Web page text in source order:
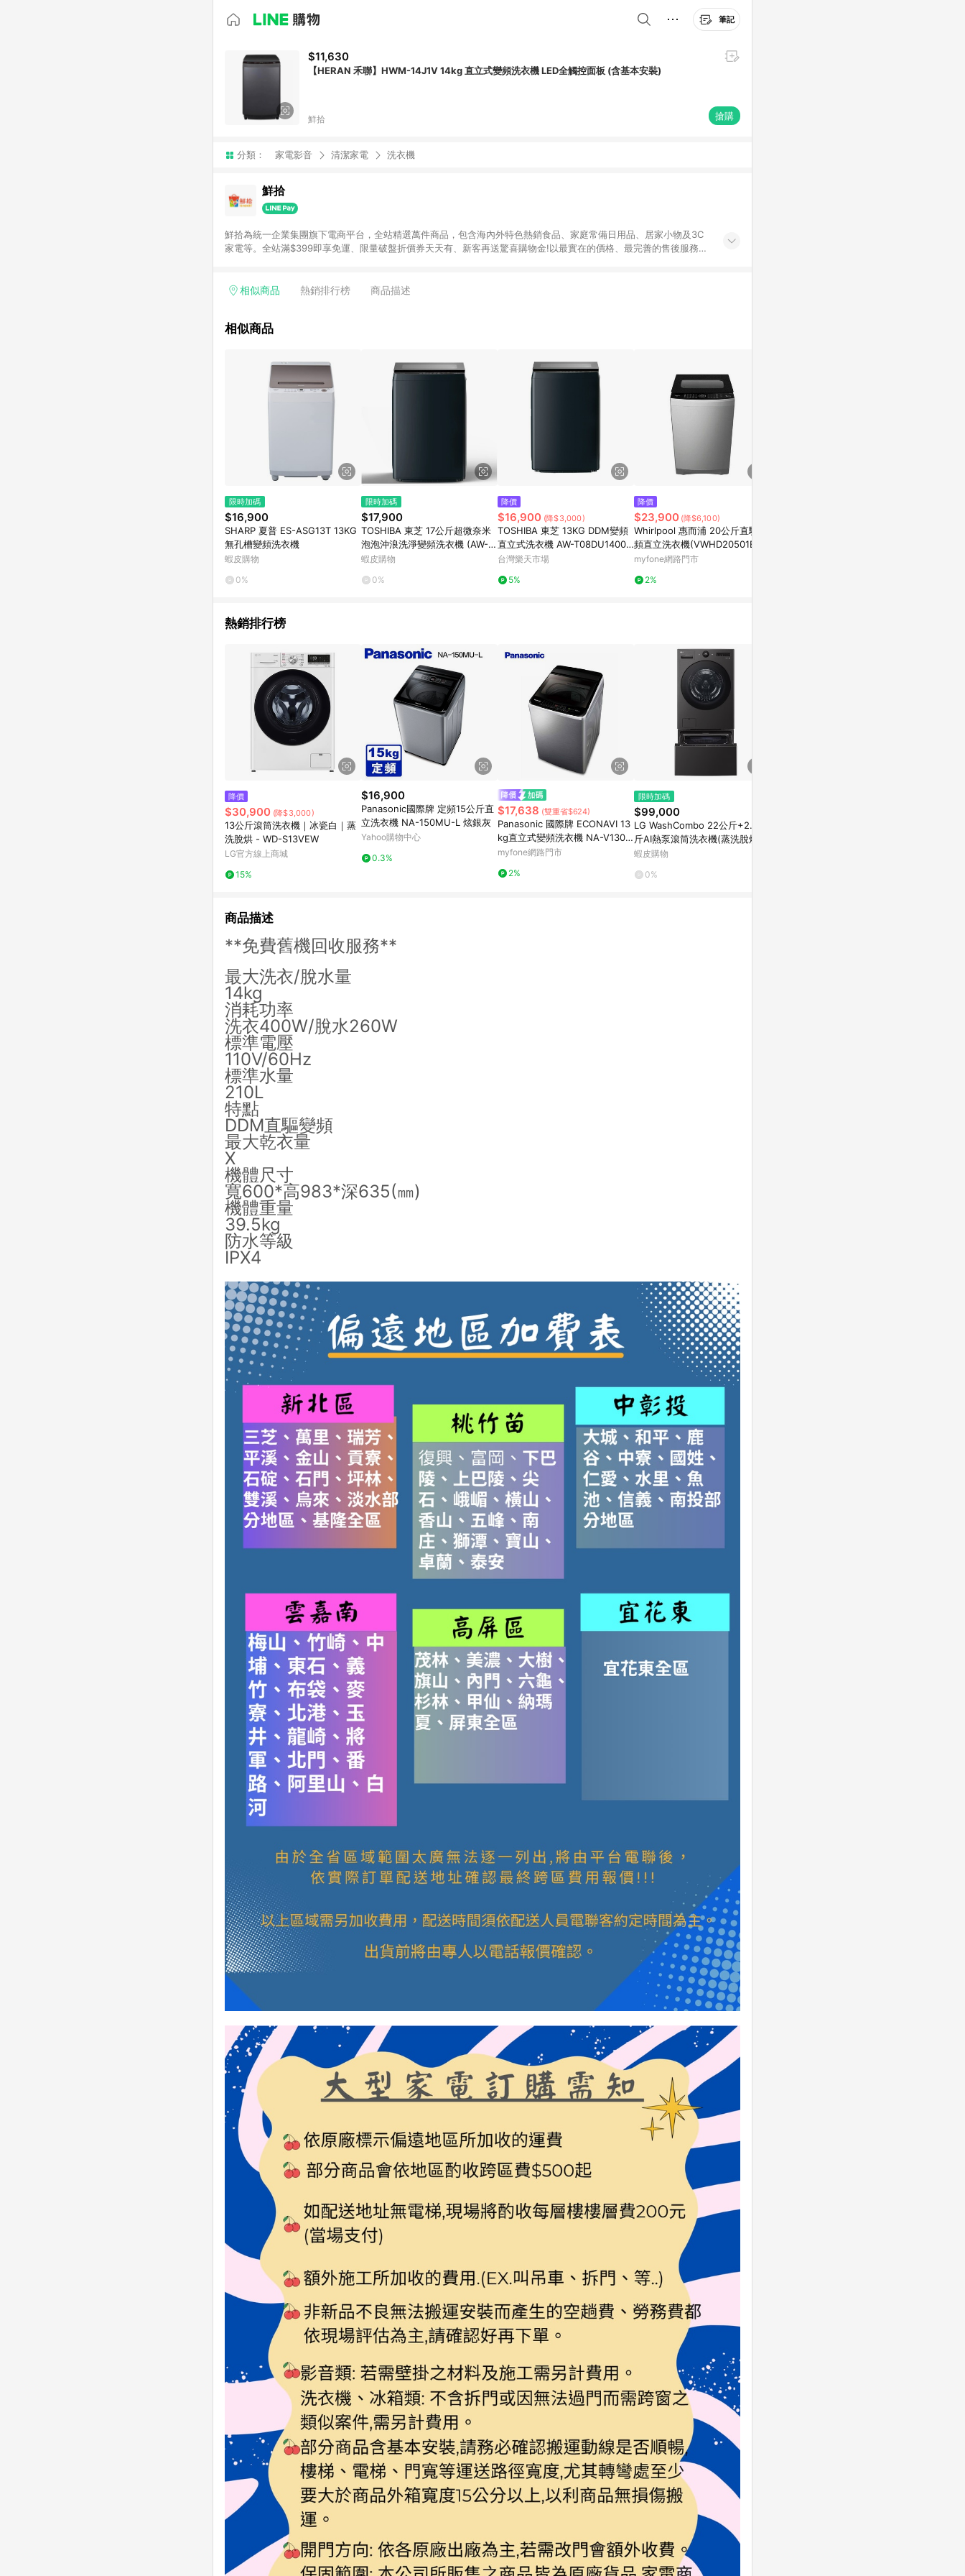
筆記
$11,630
【HERAN 禾聯】HWM-14J1V 14kg 直立式變頻洗衣機 LED全觸控面板 (含基本安裝)
鮮拾 搶購
分類： 家電影音 清潔家電 洗衣機
鮮拾
鮮拾為統一企業集團旗下電商平台，全站精選萬件商品，包含海內外特色熱銷食品、家庭常備日用品、居家小物及3C
家電等。全站滿$399即享免運、限量破盤折價券天天有、新客再送驚喜購物金!以最實在的價格、最完善的售後服務，
相似商品 熱銷排行榜 商品描述
相似商品
限時加碼
$16,900
SHARP 夏普 ES-ASG13T 13KG
無孔槽變頻洗衣機
蝦皮購物
0%
限時加碼
$17,900
TOSHIBA 東芝 17公斤超微奈米
泡泡沖浪洗淨變頻洗衣機 (AW-T
08DU1800MTA（MG）)
蝦皮購物
0%
降價
$16,900 (降$3,000)
TOSHIBA 東芝 13KG DDM變頻
直立式洗衣機 AW-T08DU1400L
TA(MK) 莫蘭迪灰
台灣樂天市場
5%
降價
$23,900 (降$6,100)
Whirlpool 惠而浦 20公斤直驅變
頻直立洗衣機(VWHD20501BG)
myfone網路門市
2%
熱銷排行榜
降價
$30,900 (降$3,000)
13公斤滾筒洗衣機｜冰瓷白｜蒸
洗脫烘 - WD-S13VEW
LG官方線上商城
15%
$16,900
Panasonic國際牌 定頻15公斤直
立洗衣機 NA-150MU-L 炫銀灰
Yahoo購物中心
0.3%
$17,638 (雙重省$624)
Panasonic 國際牌 ECONAVI 13
kg直立式變頻洗衣機 NA-V130L
BS-S -含基本安裝+舊機回收
myfone網路門市
2%
限時加碼
$99,000
LG WashCombo 22公斤+2.5公
斤AI熱泵滾筒洗衣機(蒸洗脫烘)
WD-S22FHDB+WT-SD250HB
蝦皮購物
0%
商品描述
**免費舊機回收服務**
最大洗衣/脫水量
14kg
消耗功率
洗衣400W/脫水260W
標準電壓
110V/60Hz
標準水量
210L
特點
DDM直驅變頻
最大乾衣量
X
機體尺寸
寬600*高983*深635(㎜)
機體重量
39.5kg
防水等級
IPX4